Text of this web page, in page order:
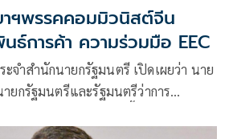
ฯพรรคคอมมิวนิสต์จีน
ธ์การค้า ความร่วมมือ EEC
จำสำนักนายกรัฐมนตรี เปิดเผยว่า นาย
ยกรัฐมนตรีและรัฐมนตรีว่าการ